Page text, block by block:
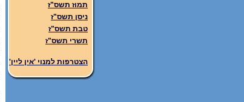
תמוז תשס"ז
ניסן תשס"ז
טבת תשס"ז
תשרי תשס"ז
הצטרפות למנוי 'אין ליין'